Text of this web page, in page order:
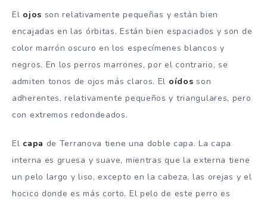
El ojos son relativamente pequeñas y están bien
encajadas en las órbitas. Están bien espaciados y son de
color marrón oscuro en los especímenes blancos y
negros. En los perros marrones, por el contrario, se
admiten tonos de ojos más claros. El oídos son
adherentes, relativamente pequeños y triangulares, pero
con extremos redondeados.
El capa de Terranova tiene una doble capa. La capa
interna es gruesa y suave, mientras que la externa tiene
un pelo largo y liso, excepto en la cabeza, las orejas y el
hocico donde es más corto. El pelo de este perro es